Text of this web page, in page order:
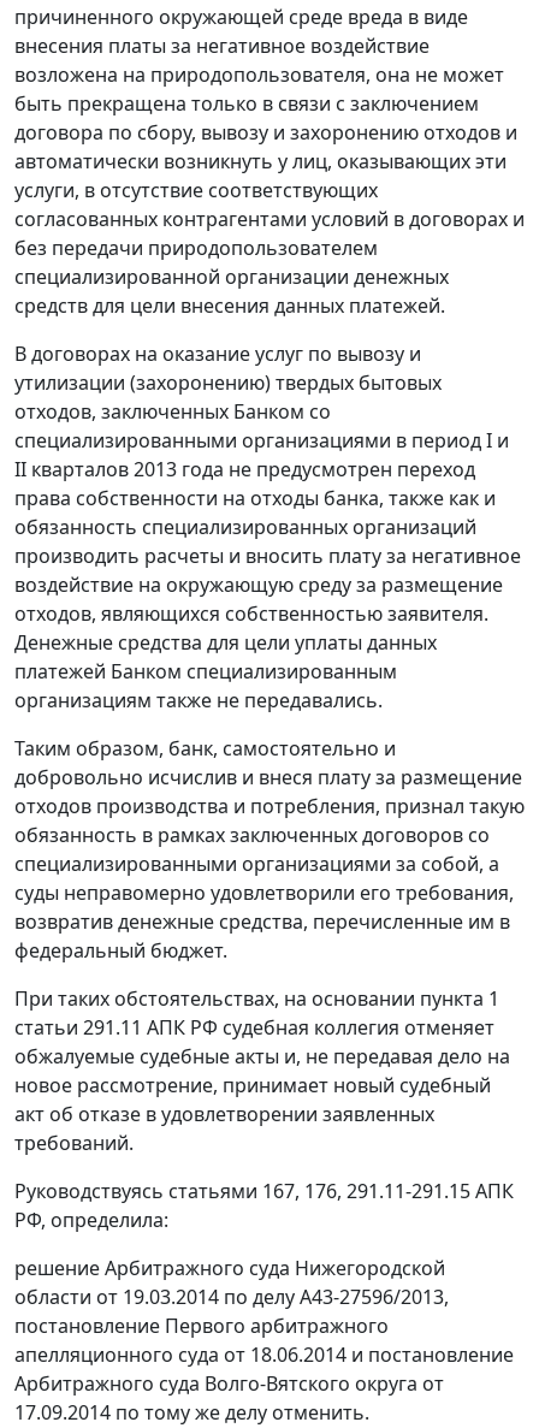
причиненного окружающей среде вреда в виде
внесения платы за негативное воздействие
возложена на природопользователя, она не может
быть прекращена только в связи с заключением
договора по сбору, вывозу и захоронению отходов и
автоматически возникнуть у лиц, оказывающих эти
услуги, в отсутствие соответствующих
согласованных контрагентами условий в договорах и
без передачи природопользователем
специализированной организации денежных
средств для цели внесения данных платежей.
В договорах на оказание услуг по вывозу и
утилизации (захоронению) твердых бытовых
отходов, заключенных Банком со
специализированными организациями в период I и
II кварталов 2013 года не предусмотрен переход
права собственности на отходы банка, также как и
обязанность специализированных организаций
производить расчеты и вносить плату за негативное
воздействие на окружающую среду за размещение
отходов, являющихся собственностью заявителя.
Денежные средства для цели уплаты данных
платежей Банком специализированным
организациям также не передавались.
Таким образом, банк, самостоятельно и
добровольно исчислив и внеся плату за размещение
отходов производства и потребления, признал такую
обязанность в рамках заключенных договоров со
специализированными организациями за собой, а
суды неправомерно удовлетворили его требования,
возвратив денежные средства, перечисленные им в
федеральный бюджет.
При таких обстоятельствах, на основании пункта 1
статьи 291.11 АПК РФ судебная коллегия отменяет
обжалуемые судебные акты и, не передавая дело на
новое рассмотрение, принимает новый судебный
акт об отказе в удовлетворении заявленных
требований.
Руководствуясь статьями 167, 176, 291.11-291.15 АПК
РФ, определила:
решение Арбитражного суда Нижегородской
области от 19.03.2014 по делу А43-27596/2013,
постановление Первого арбитражного
апелляционного суда от 18.06.2014 и постановление
Арбитражного суда Волго-Вятского округа от
17.09.2014 по тому же делу отменить.